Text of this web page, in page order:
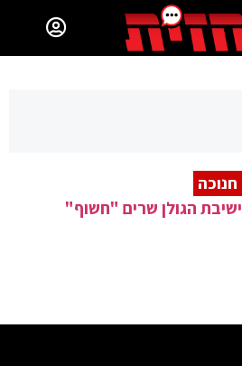
חנוכה
ישיבת הגולן שרים "חשוף"